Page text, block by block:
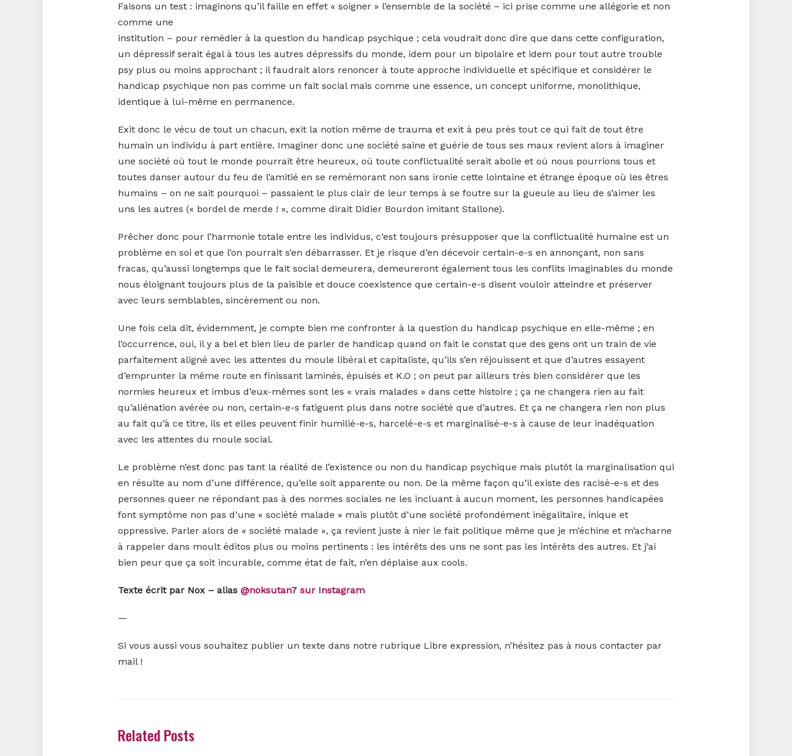
Faisons un test : imaginons qu’il faille en effet « soigner » l’ensemble de la société – ici prise comme une allégorie et non
comme une
institution – pour remédier à la question du handicap psychique ; cela voudrait donc dire que dans cette configuration,
un dépressif serait égal à tous les autres dépressifs du monde, idem pour un bipolaire et idem pour tout autre trouble
psy plus ou moins approchant ; il faudrait alors renoncer à toute approche individuelle et spécifique et considérer le
handicap psychique non pas comme un fait social mais comme une essence, un concept uniforme, monolithique,
identique à lui-même en permanence.
Exit donc le vécu de tout un chacun, exit la notion même de trauma et exit à peu près tout ce qui fait de tout être
humain un individu à part entière. Imaginer donc une société saine et guérie de tous ses maux revient alors à imaginer
une société où tout le monde pourrait être heureux, où toute conflictualité serait abolie et où nous pourrions tous et
toutes danser autour du feu de l’amitié en se remémorant non sans ironie cette lointaine et étrange époque où les êtres
humains – on ne sait pourquoi – passaient le plus clair de leur temps à se foutre sur la gueule au lieu de s’aimer les
uns les autres (« bordel de merde ! », comme dirait Didier Bourdon imitant Stallone).
Prêcher donc pour l’harmonie totale entre les individus, c’est toujours présupposer que la conflictualité humaine est un
problème en soi et que l’on pourrait s’en débarrasser. Et je risque d’en décevoir certain-e-s en annonçant, non sans
fracas, qu’aussi longtemps que le fait social demeurera, demeureront également tous les conflits imaginables du monde
nous éloignant toujours plus de la paisible et douce coexistence que certain-e-s disent vouloir atteindre et préserver
avec leurs semblables, sincèrement ou non.
Une fois cela dit, évidemment, je compte bien me confronter à la question du handicap psychique en elle-même ; en
l’occurrence, oui, il y a bel et bien lieu de parler de handicap quand on fait le constat que des gens ont un train de vie
parfaitement aligné avec les attentes du moule libéral et capitaliste, qu’ils s’en réjouissent et que d’autres essayent
d’emprunter la même route en finissant laminés, épuisés et K.O ; on peut par ailleurs très bien considérer que les
normies heureux et imbus d’eux-mêmes sont les « vrais malades » dans cette histoire ; ça ne changera rien au fait
qu’aliénation avérée ou non, certain-e-s fatiguent plus dans notre société que d’autres. Et ça ne changera rien non plus
au fait qu’à ce titre, ils et elles peuvent finir humilié-e-s, harcelé-e-s et marginalisé-e-s à cause de leur inadéquation
avec les attentes du moule social.
Le problème n’est donc pas tant la réalité de l’existence ou non du handicap psychique mais plutôt la marginalisation qui
en résulte au nom d’une différence, qu’elle soit apparente ou non. De la même façon qu’il existe des racisé-e-s et des
personnes queer ne répondant pas à des normes sociales ne les incluant à aucun moment, les personnes handicapées
font symptôme non pas d’une « société malade » mais plutôt d’une société profondément inégalitaire, inique et
oppressive. Parler alors de « société malade », ça revient juste à nier le fait politique même que je m’échine et m’acharne
à rappeler dans moult éditos plus ou moins pertinents : les intérêts des uns ne sont pas les intérêts des autres. Et j’ai
bien peur que ça soit incurable, comme état de fait, n’en déplaise aux cools.
Texte écrit par Nox – alias @noksutan7 sur Instagram
—
Si vous aussi vous souhaitez publier un texte dans notre rubrique Libre expression, n’hésitez pas à nous contacter par
mail !
Related Posts